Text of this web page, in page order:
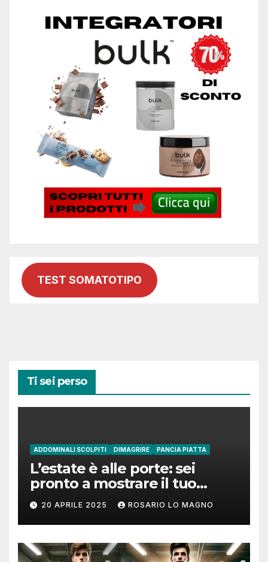
TEST SOMATOTIPO
Ti sei perso
ADDOMINALI SCOLPITI DIMAGRIRE PANCIA PIATTA
L’estate è alle porte: sei
pronto a mostrare il tuo
addome piatto?
20 APRILE 2025 ROSARIO LO MAGNO